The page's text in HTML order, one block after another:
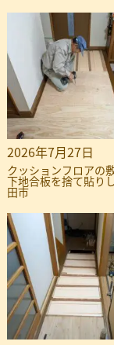
2026年7月27日
クッションフロアの
下地合板を捨て貼り
田市